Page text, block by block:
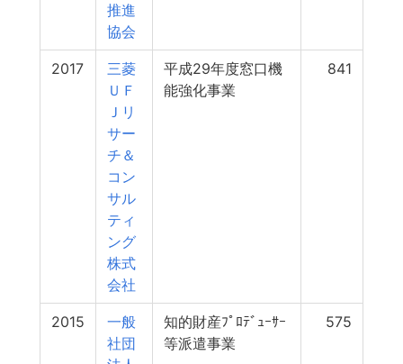
推進
協会
2017
三菱
ＵＦ
Ｊリ
サー
チ＆
コン
サル
ティ
ング
株式
会社
平成29年度窓口機
能強化事業
841
2015
一般
社団
知的財産ﾌﾟﾛﾃﾞｭｰｻｰ
等派遣事業
575